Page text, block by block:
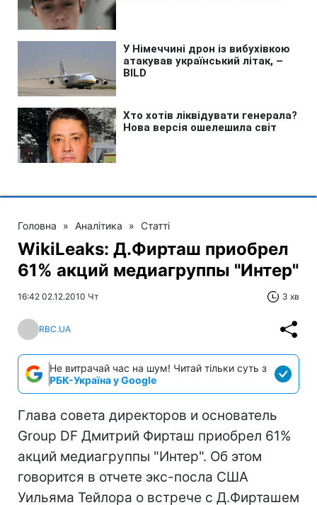
Головна » Аналітика » Статті
WikiLeaks: Д.Фирташ приобрел
61% акций медиагруппы "Интер"
16:42 02.12.2010 Чт 3 хв
RBC.UA
Не витрачай час на шум! Читай тільки суть з
РБК-Україна у Google
Глава совета директоров и основатель
Group DF Дмитрий Фирташ приобрел 61%
акций медиагруппы "Интер". Об этом
говорится в отчете экс-посла США
Уильяма Тейлора о встрече с Д.Фирташем